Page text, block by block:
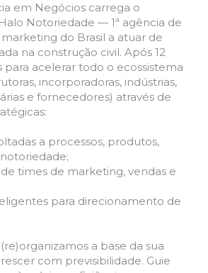
em Negócios carrega o
Notoriedade — 1ª agência de
do Brasil a atuar de
na construção civil. Após 12
para acelerar todo o ecossistema
incorporadoras, indústrias,
e fornecedores) através de
a processos, produtos,
times de marketing, vendas e
para direcionamento de
a base da sua
com previsibilidade. Guie